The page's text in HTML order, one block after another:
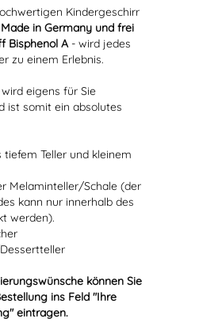
Kindergeschirr
Made in Germany und frei
Bisphenol A- wird jedes
zu einem Erlebnis.
eigens für Sie
ist somit ein absolutes
tiefem Teller und kleinem
Melaminteller/Schale (der
kann nur innerhalb des
werden).
können Sie
ins Feld "Ihre
eintragen.